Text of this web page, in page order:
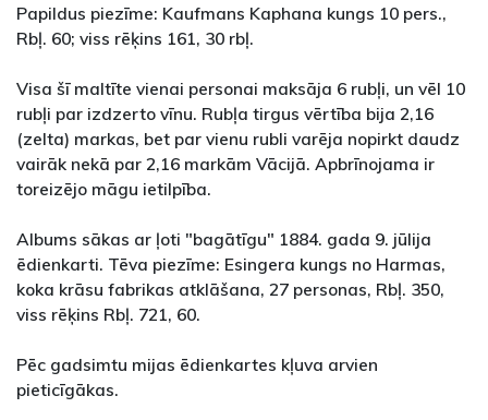
Papildus piezīme: Kaufmans Kaphana kungs 10 pers.,
Rbļ. 60; viss rēķins 161, 30 rbļ.
Visa šī maltīte vienai personai maksāja 6 rubļi, un vēl 10
rubļi par izdzerto vīnu. Rubļa tirgus vērtība bija 2,16
(zelta) markas, bet par vienu rubli varēja nopirkt daudz
vairāk nekā par 2,16 markām Vācijā. Apbrīnojama ir
toreizējo māgu ietilpība.
Albums sākas ar ļoti "bagātīgu" 1884. gada 9. jūlija
ēdienkarti. Tēva piezīme: Esingera kungs no Harmas,
koka krāsu fabrikas atklāšana, 27 personas, Rbļ. 350,
viss rēķins Rbļ. 721, 60.
Pēc gadsimtu mijas ēdienkartes kļuva arvien
pieticīgākas.